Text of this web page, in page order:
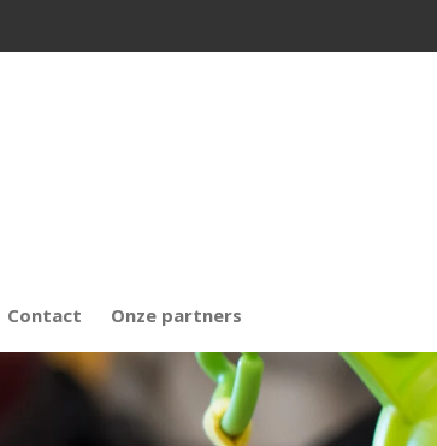
Contact Onze partners